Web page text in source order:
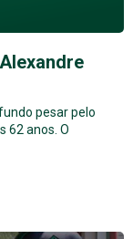
pesar pelo
62 anos. O